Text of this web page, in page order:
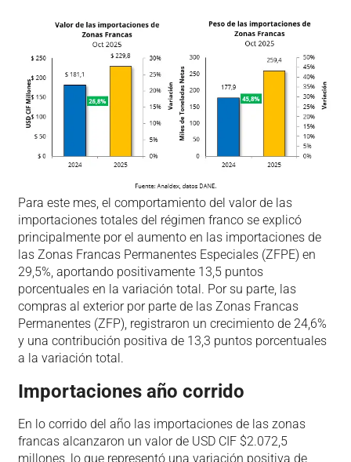
Para este mes, el comportamiento del valor de las
importaciones totales del régimen franco se explicó
principalmente por el aumento en las importaciones de
las Zonas Francas Permanentes Especiales (ZFPE) en
29,5%, aportando positivamente 13,5 puntos
porcentuales en la variación total. Por su parte, las
compras al exterior por parte de las Zonas Francas
Permanentes (ZFP), registraron un crecimiento de 24,6%
y una contribución positiva de 13,3 puntos porcentuales
a la variación total.
Importaciones año corrido
En lo corrido del año las importaciones de las zonas
francas alcanzaron un valor de USD CIF $2.072,5
millones, lo que representó una variación positiva de